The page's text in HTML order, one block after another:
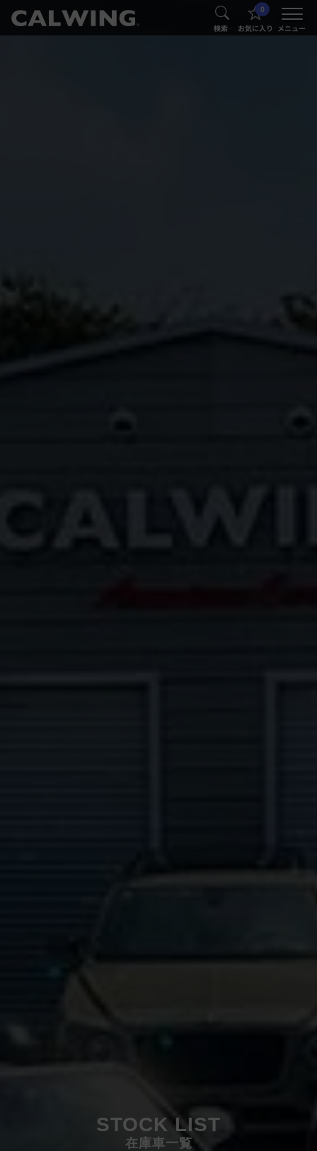
® 検索
0
お気に入り メニュー
®
STOCK LIST
在庫車一覧